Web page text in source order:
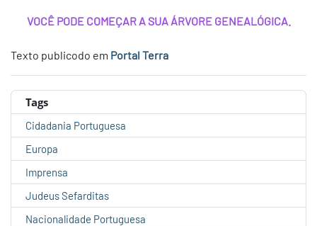
VOCÊ PODE COMEÇAR A SUA ÁRVORE GENEALÓGICA.
Texto publicodo em Portal Terra
Tags
Cidadania Portuguesa
Europa
Imprensa
Judeus Sefarditas
Nacionalidade Portuguesa